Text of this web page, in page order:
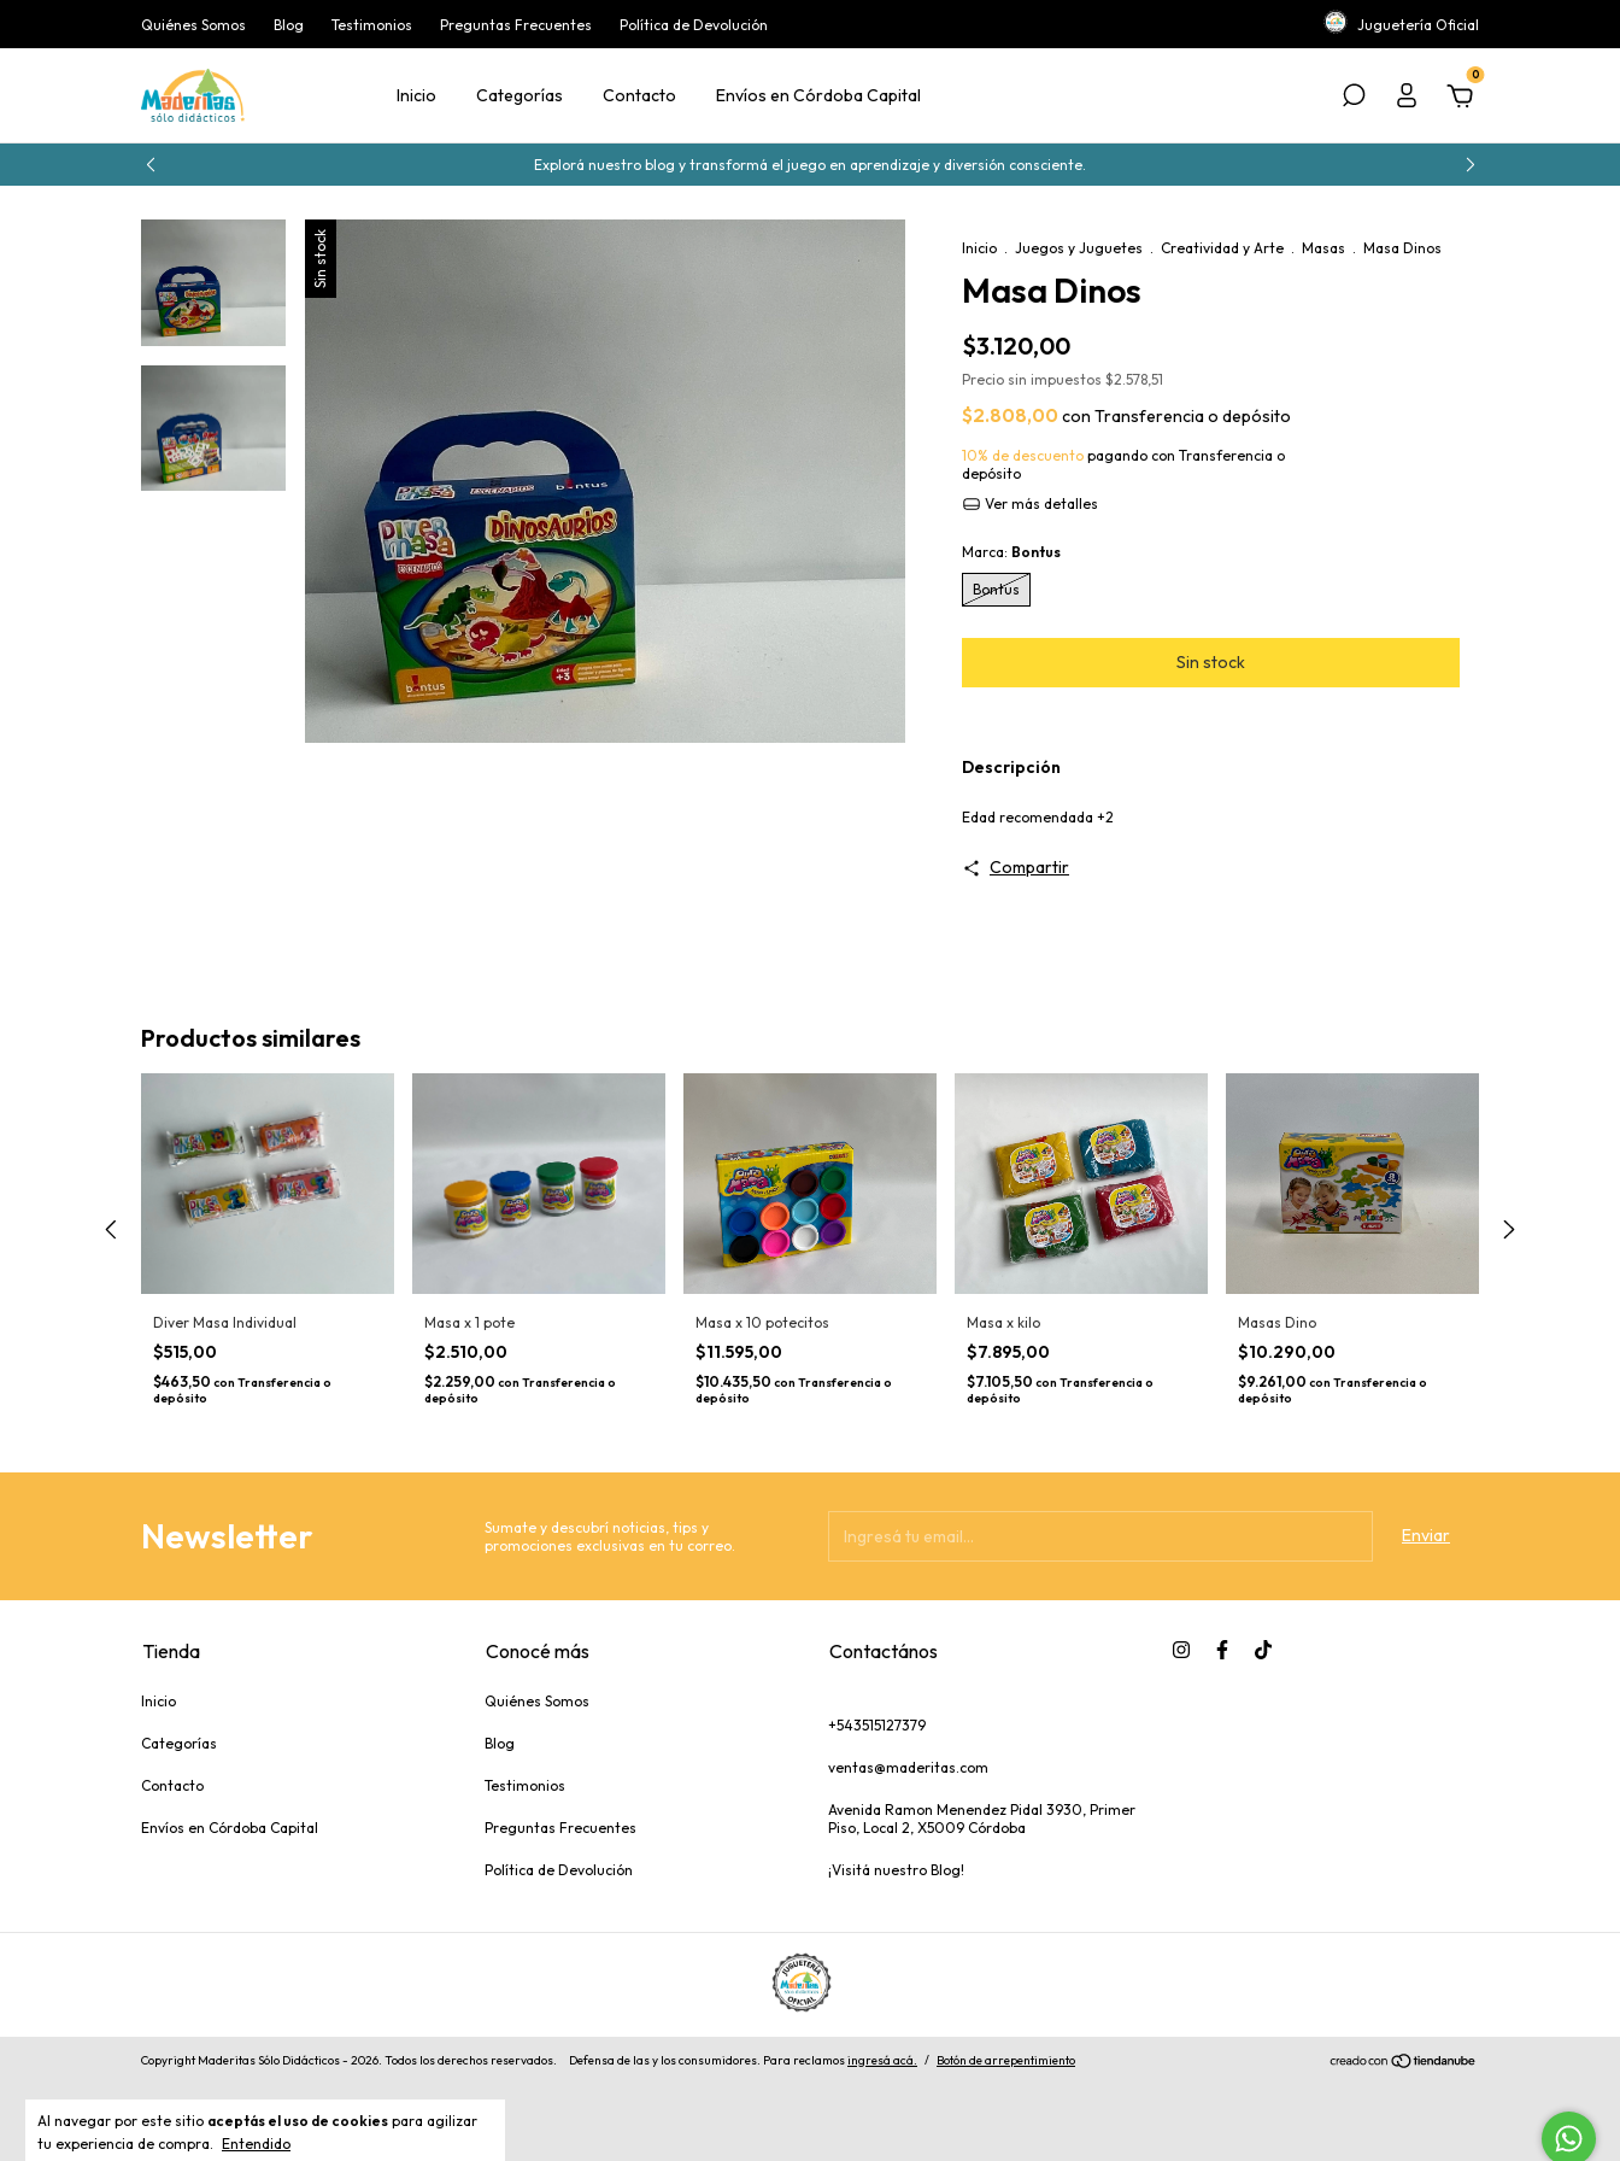
Quiénes Somos Blog Testimonios Preguntas Frecuentes Política de Devolución Juguetería Oficial
Inicio Categorías Contacto Envíos en Córdoba Capital
0
Explorá nuestro blog y transformá el juego en aprendizaje y diversión consciente.
Al navegar por este sitio aceptás el uso de cookies para agilizar
tu experiencia de compra. Entendido
Sin stock Inicio . Juegos y Juguetes . Creatividad y Arte . Masas . Masa Dinos
Masa Dinos
$3.120,00
Precio sin impuestos $2.578,51
$2.808,00 con Transferencia o depósito
10% de descuento pagando con Transferencia o
depósito
Ver más detalles
Marca: Bontus
Bontus
Descripción
Edad recomendada +2
Compartir
Productos similares
Diver Masa Individual
$515,00
$463,50 con Transferencia o
depósito
Masa x 1 pote
$2.510,00
$2.259,00 con Transferencia o
depósito
Masa x 10 potecitos
$11.595,00
$10.435,50 con Transferencia o
depósito
Masa x kilo
$7.895,00
$7.105,50 con Transferencia o
depósito
Masas Dino
$10.290,00
$9.261,00 con Transferencia o
depósito
Newsletter
Sumate y descubrí noticias, tips y
promociones exclusivas en tu correo.
Tienda
Inicio
Categorías
Contacto
Envíos en Córdoba Capital
Conocé más
Quiénes Somos
Blog
Testimonios
Preguntas Frecuentes
Política de Devolución
Contactános
+543515127379
ventas@maderitas.com
Avenida Ramon Menendez Pidal 3930, Primer
Piso, Local 2, X5009 Córdoba
¡Visitá nuestro Blog!
Copyright Maderitas Sólo Didácticos - 2026. Todos los derechos reservados. Defensa de las y los consumidores. Para reclamosingresá acá. / Botón de arrepentimiento